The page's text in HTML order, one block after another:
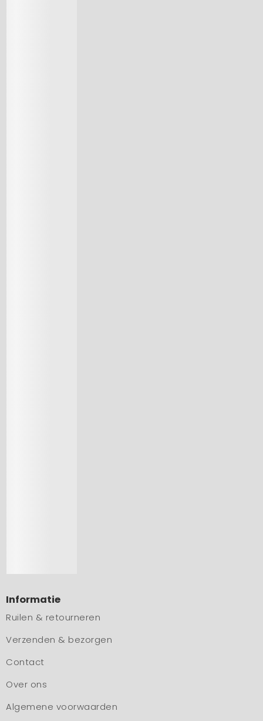
Informatie
Ruilen & retourneren
Verzenden & bezorgen
Contact
Over ons
Algemene voorwaarden